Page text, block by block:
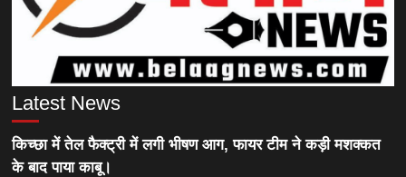
Latest News
किच्छा में तेल फैक्ट्री में लगी भीषण आग, फायर टीम ने कड़ी मशक्कत
के बाद पाया काबू।